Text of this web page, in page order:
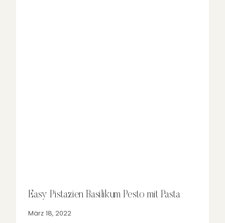
Easy Pistazien Basilikum Pesto mit Pasta
März 18, 2022